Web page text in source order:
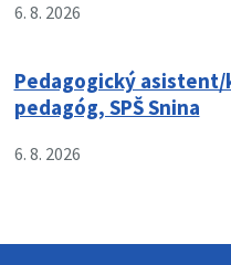
6. 8. 2026
Pedagogický asistent/
pedagóg, SPŠ Snina
6. 8. 2026